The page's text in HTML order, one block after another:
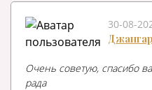
30-08-
Очень советую, спасибо
рада